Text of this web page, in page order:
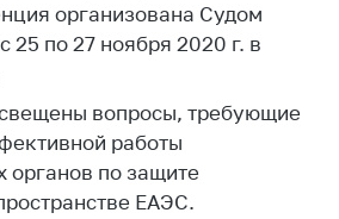
организована Судом
25 по 27 ноября 2020 г. в
вопросы, требующие
работы
органов по защите
ЕАЭС.